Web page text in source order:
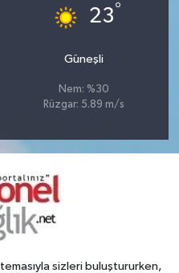
23°
Güneşli
Nem: %30
Rüzgar: 5.89 m/s
sizleri buluştururken,